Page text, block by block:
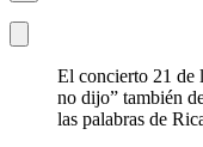
El concierto 21 de
no dijo” también
las palabras de